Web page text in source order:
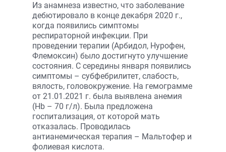
Из анамнеза известно, что заболевание
дебютировало в конце декабря 2020 г.,
когда появились симптомы
респираторной инфекции. При
проведении терапии (Арбидол, Нурофен,
Флемоксин) было достигнуто улучшение
состояния. С середины января появились
симптомы – субфебрилитет, слабость,
вялость, головокружение. На гемограмме
от 21.01.2021 г. была выявлена анемия
(Hb – 70 г/л). Была предложена
госпитализация, от которой мать
отказалась. Проводилась
антианемическая терапия – Мальтофер и
фолиевая кислота.